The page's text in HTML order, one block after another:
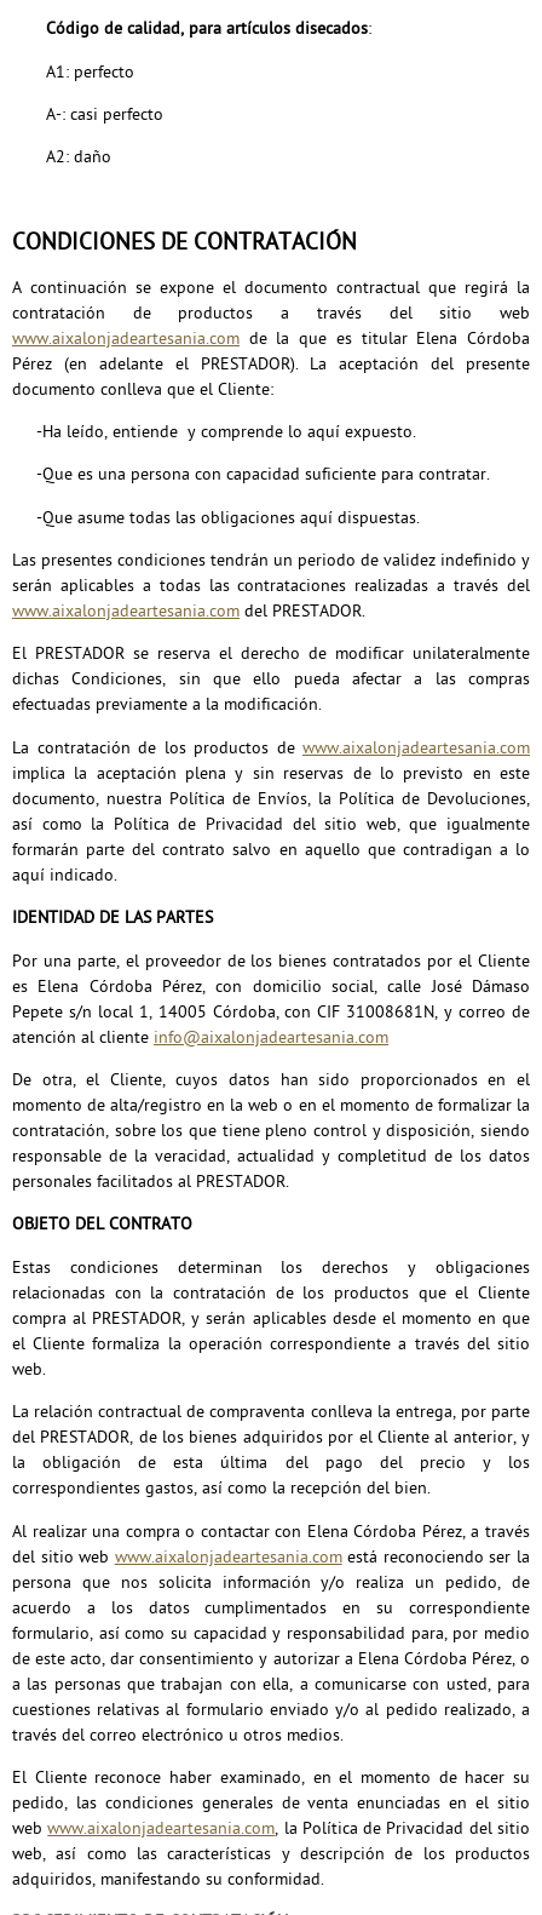
Código de calidad, para artículos disecados:
A1: perfecto
A-: casi perfecto
A2: daño
CONDICIONES DE CONTRATACIÓN
A continuación se expone el documento contractual que regirá la
contratación de productos a través del sitio web
www.aixalonjadeartesania.com de la que es titular Elena Córdoba
Pérez (en adelante el PRESTADOR). La aceptación del presente
documento conlleva que el Cliente:
-Ha leído, entiende y comprende lo aquí expuesto.
-Que es una persona con capacidad suficiente para contratar.
-Que asume todas las obligaciones aquí dispuestas.
Las presentes condiciones tendrán un periodo de validez indefinido y
serán aplicables a todas las contrataciones realizadas a través del
www.aixalonjadeartesania.com del PRESTADOR.
El PRESTADOR se reserva el derecho de modificar unilateralmente
dichas Condiciones, sin que ello pueda afectar a las compras
efectuadas previamente a la modificación.
La contratación de los productos de www.aixalonjadeartesania.com
implica la aceptación plena y sin reservas de lo previsto en este
documento, nuestra Política de Envíos, la Política de Devoluciones,
así como la Política de Privacidad del sitio web, que igualmente
formarán parte del contrato salvo en aquello que contradigan a lo
aquí indicado.
IDENTIDAD DE LAS PARTES
Por una parte, el proveedor de los bienes contratados por el Cliente
es Elena Córdoba Pérez, con domicilio social, calle José Dámaso
Pepete s/n local 1, 14005 Córdoba, con CIF 31008681N, y correo de
atención al cliente info@aixalonjadeartesania.com
De otra, el Cliente, cuyos datos han sido proporcionados en el
momento de alta/registro en la web o en el momento de formalizar la
contratación, sobre los que tiene pleno control y disposición, siendo
responsable de la veracidad, actualidad y completitud de los datos
personales facilitados al PRESTADOR.
OBJETO DEL CONTRATO
Estas condiciones determinan los derechos y obligaciones
relacionadas con la contratación de los productos que el Cliente
compra al PRESTADOR, y serán aplicables desde el momento en que
el Cliente formaliza la operación correspondiente a través del sitio
web.
La relación contractual de compraventa conlleva la entrega, por parte
del PRESTADOR, de los bienes adquiridos por el Cliente al anterior, y
la obligación de esta última del pago del precio y los
correspondientes gastos, así como la recepción del bien.
Al realizar una compra o contactar con Elena Córdoba Pérez, a través
del sitio web www.aixalonjadeartesania.comestá reconociendo ser la
persona que nos solicita información y/o realiza un pedido, de
acuerdo a los datos cumplimentados en su correspondiente
formulario, así como su capacidad y responsabilidad para, por medio
de este acto, dar consentimiento y autorizar a Elena Córdoba Pérez, o
a las personas que trabajan con ella, a comunicarse con usted, para
cuestiones relativas al formulario enviado y/o al pedido realizado, a
través del correo electrónico u otros medios.
El Cliente reconoce haber examinado, en el momento de hacer su
pedido, las condiciones generales de venta enunciadas en el sitio
webwww.aixalonjadeartesania.com, la Política de Privacidad del sitio
web, así como las características y descripción de los productos
adquiridos, manifestando su conformidad.